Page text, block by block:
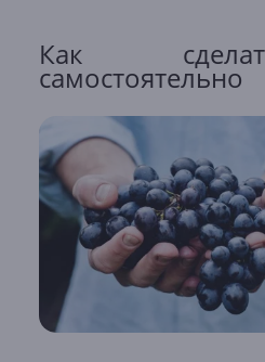
Как
самостоятельно